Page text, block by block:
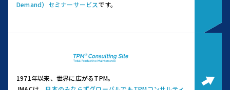
Demand）セミナーサービスです。
1971年以来、世界に広がるTPM。